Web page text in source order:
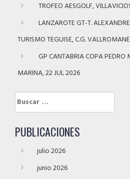
TROFEO AESGOLF,
LANZAROTE GT-T.
TURISMO TEGUISE, C.G.
GP CANTABRIA COPA PEDRO
MARINA, 22 JUL 2026
Buscar:
PUBLICACIONES
julio 2026
junio 2026